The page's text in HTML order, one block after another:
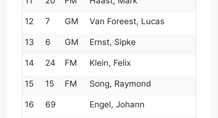
12 7 GM Van Foreest, Lucas
13 6 GM Ernst, Sipke
14 24 FM Klein, Felix
15 15 FM Song, Raymond
16 69 Engel, Johann